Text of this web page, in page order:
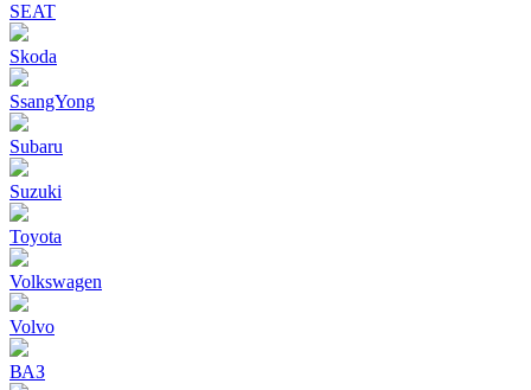
SEAT
Skoda
SsangYong
Subaru
Suzuki
Toyota
Volkswagen
Volvo
ВАЗ